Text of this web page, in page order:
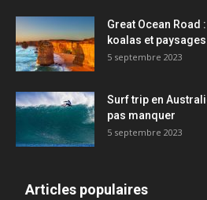
Great Ocean Road
koalas et
5 septembre 2023
Surf trip en
pas manquer
5 septembre 2023
Articles populaires